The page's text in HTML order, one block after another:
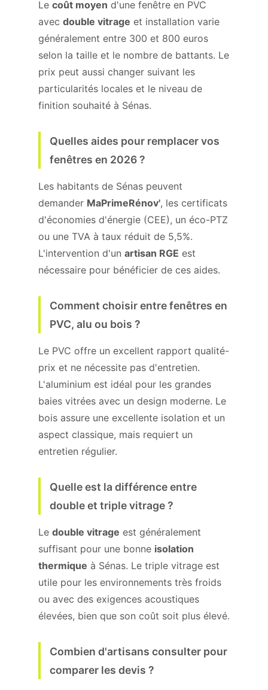
Le coût moyen d'une fenêtre en PVC
avec double vitrage et installation varie
généralement entre 300 et 800 euros
selon la taille et le nombre de battants. Le
prix peut aussi changer suivant les
particularités locales et le niveau de
finition souhaité à Sénas.
Quelles aides pour remplacer vos
fenêtres en 2026 ?
Les habitants de Sénas peuvent
demander MaPrimeRénov', les certificats
d'économies d'énergie (CEE), un éco-PTZ
ou une TVA à taux réduit de 5,5%.
L'intervention d'un artisan RGE est
nécessaire pour bénéficier de ces aides.
Comment choisir entre fenêtres en
PVC, alu ou bois ?
Le PVC offre un excellent rapport qualité-
prix et ne nécessite pas d'entretien.
L'aluminium est idéal pour les grandes
baies vitrées avec un design moderne. Le
bois assure une excellente isolation et un
aspect classique, mais requiert un
entretien régulier.
Quelle est la différence entre
double et triple vitrage ?
Le double vitrage est généralement
suffisant pour une bonne isolation
thermique à Sénas. Le triple vitrage est
utile pour les environnements très froids
ou avec des exigences acoustiques
élevées, bien que son coût soit plus élevé.
Combien d'artisans consulter pour
comparer les devis ?